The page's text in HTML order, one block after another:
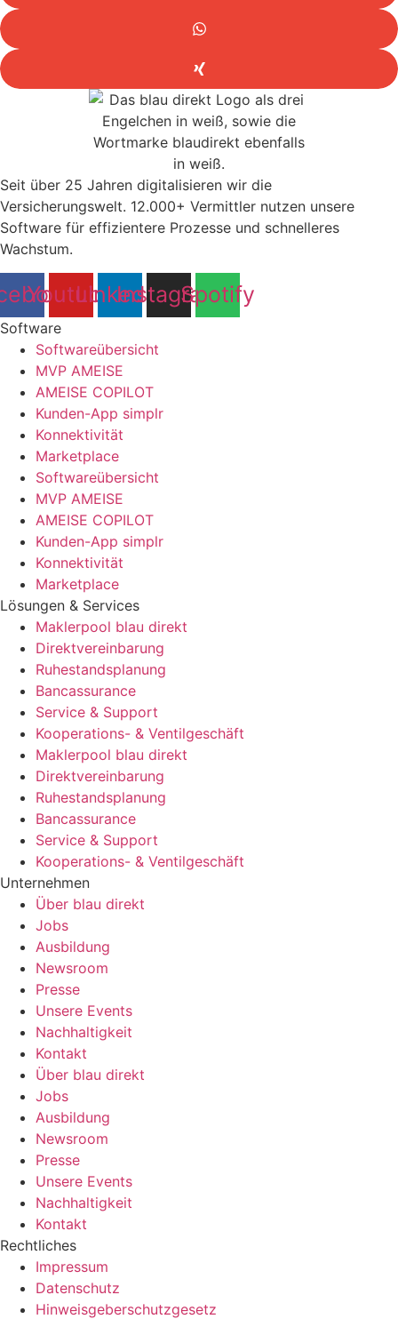
Seit über 25 Jahren digitalisieren wir die
Versicherungswelt. 12.000+ Vermittler nutzen unsere
Software für effizientere Prozesse und schnelleres
Wachstum.
YoutubeLinkedin
Instagram
Spotify
Software
Softwareübersicht
MVP AMEISE
AMEISE COPILOT
Kunden-App simplr
Konnektivität
Marketplace
Softwareübersicht
MVP AMEISE
AMEISE COPILOT
Kunden-App simplr
Konnektivität
Marketplace
Lösungen & Services
Maklerpool blau direkt
Direktvereinbarung
Ruhestandsplanung
Bancassurance
Service & Support
Kooperations- & Ventilgeschäft
Maklerpool blau direkt
Direktvereinbarung
Ruhestandsplanung
Bancassurance
Service & Support
Kooperations- & Ventilgeschäft
Unternehmen
Über blau direkt
Jobs
Ausbildung
Newsroom
Presse
Unsere Events
Nachhaltigkeit
Kontakt
Über blau direkt
Jobs
Ausbildung
Newsroom
Presse
Unsere Events
Nachhaltigkeit
Kontakt
Rechtliches
Impressum
Datenschutz
Hinweisgeberschutzgesetz